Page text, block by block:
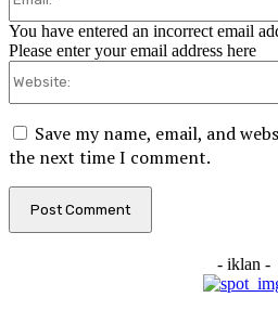
You have entered an incorrect email
Please enter your email address here
Save my name, email, and
the next time I comment.
- iklan -